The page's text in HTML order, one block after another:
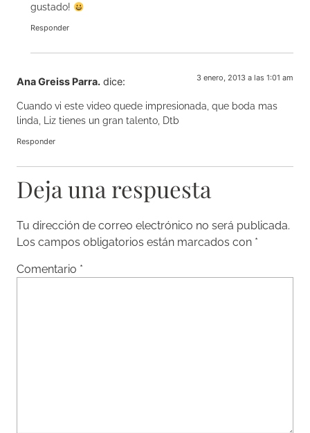
gustado!
Responder
Ana Greiss Parra. dice: 3 enero, 2013 a las 1:01 am
Cuando vi este video quede impresionada, que boda mas
linda, Liz tienes un gran talento, Dtb
Responder
Deja una respuesta
Tu dirección de correo electrónico no será publicada.
Los campos obligatorios están marcados con *
Comentario *